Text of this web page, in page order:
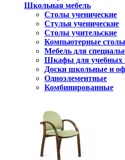
Школьная мебель
Столы ученические
Стулья ученические
Столы учительские
Компьютерные столы
Мебель для
Шкафы для учебных
Доски школьные и
Одноэлементные
Комбинированные